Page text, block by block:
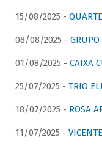
15/08/2025 -
08/08/2025 -
01/08/2025 - CAIXA
25/07/2025 - TRIO
18/07/2025 - ROSA
11/07/2025 -